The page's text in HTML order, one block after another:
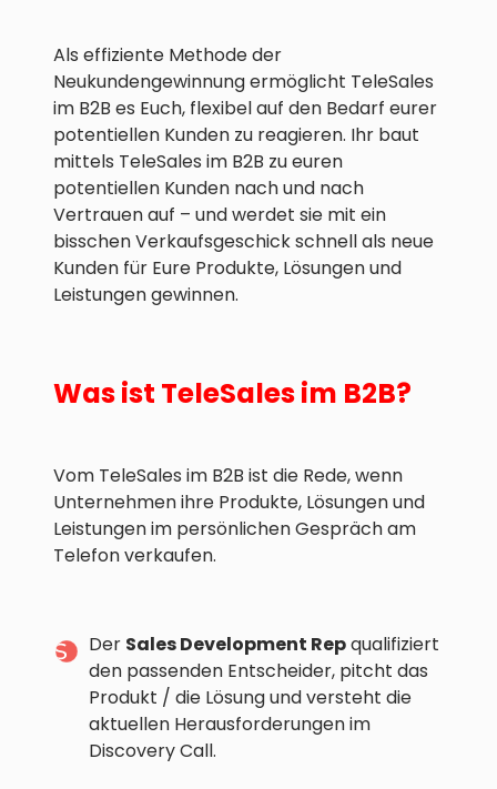
Als effiziente Methode der
Neukundengewinnung ermöglicht TeleSales
im B2B es Euch, flexibel auf den Bedarf eurer
potentiellen Kunden zu reagieren. Ihr baut
mittels TeleSales im B2B zu euren
potentiellen Kunden nach und nach
Vertrauen auf – und werdet sie mit ein
bisschen Verkaufsgeschick schnell als neue
Kunden für Eure Produkte, Lösungen und
Leistungen gewinnen.
Was ist TeleSales im B2B?
Vom TeleSales im B2B ist die Rede, wenn
Unternehmen ihre Produkte, Lösungen und
Leistungen im persönlichen Gespräch am
Telefon verkaufen.
Der Sales Development Repqualifiziert
den passenden Entscheider, pitcht das
Produkt / die Lösung und versteht die
aktuellen Herausforderungen im
Discovery Call.